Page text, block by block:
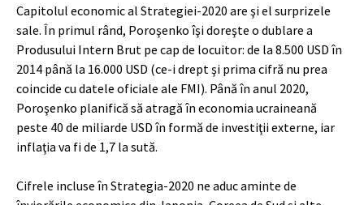
Capitolul economic al Strategiei-2020 are şi el surprizele
sale. În primul rând, Poroşenko îşi doreşte o dublare a
Produsului Intern Brut pe cap de locuitor: de la 8.500 USD în
2014 până la 16.000 USD (ce-i drept şi prima cifră nu prea
coincide cu datele oficiale ale FMI). Până în anul 2020,
Poroşenko planifică să atragă în economia ucraineană
peste 40 de miliarde USD în formă de investiţii externe, iar
inflaţia va fi de 1,7 la sută.
Cifrele incluse în Strategia-2020 ne aduc aminte de